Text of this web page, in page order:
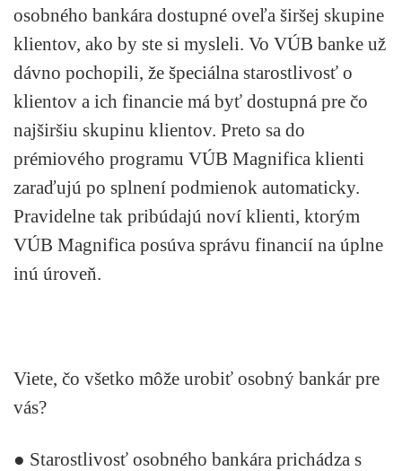
osobného bankára dostupné oveľa širšej skupine
klientov, ako by ste si mysleli. Vo VÚB banke už
dávno pochopili, že špeciálna starostlivosť o
klientov a ich financie má byť dostupná pre čo
najširšiu skupinu klientov. Preto sa do
prémiového programu VÚB Magnifica klienti
zaraďujú po splnení podmienok automaticky.
Pravidelne tak pribúdajú noví klienti, ktorým
VÚB Magnifica posúva správu financií na úplne
inú úroveň.
Viete, čo všetko môže urobiť osobný bankár pre
vás?
● Starostlivosť osobného bankára prichádza s